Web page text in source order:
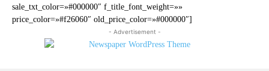
sale_txt_color=»#000000″ f_title_font_weight=»»
price_color=»#f26060″ old_price_color=»#000000″]
- Advertisement -